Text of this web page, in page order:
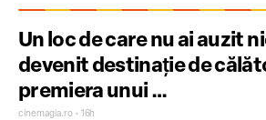
Un loc de care nu ai auzit
devenit destinaţie de
premiera unui …
cinemagia.ro • 16h